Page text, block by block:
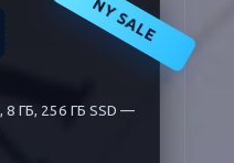
NY SALE
8 ГБ, 256 ГБ SSD —